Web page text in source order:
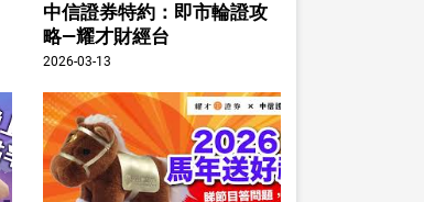
中信證券特約：即市輪證攻
略—耀才財經台
2026-03-13